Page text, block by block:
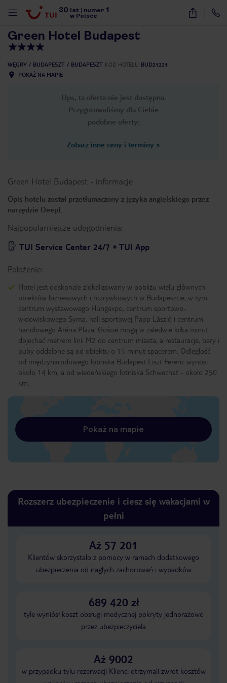
30 lat numer 1
w Polsce
23
Green Hotel Budapest
WĘGRY BUDAPESZT BUDAPESZT KOD HOTELU BUD21221
POKAŻ NA MAPIE
Ups, ta oferta nie jest dostępna.
Przygotowaliśmy dla Ciebie
podobne oferty:
Zobacz inne ceny i terminy »
Green Hotel Budapest - informacje
Opis hotelu został przetłumaczony z języka angielskiego przez
narzędzie DeepL
Najpopularniejsze udogodnienia:
TUI Service Center 24/7 + TUI App
Położenie:
Hotel jest doskonale zlokalizowany w pobliżu wielu głównych
obiektów biznesowych i rozrywkowych w Budapeszcie, w tym
centrum wystawowego Hungexpo, centrum sportowo-
widowiskowego Syma, hali sportowej Papp László i centrum
handlowego Aréna Plaza. Goście mogą w zaledwie kilka minut
dojechać metrem linii M2 do centrum miasta, a restauracje, bary i
puby oddalone są od obiektu o 15 minut spacerem. Odległość
od międzynarodowego lotniska Budapest Liszt Ferenc wynosi
około 14 km, a od wiedeńskiego lotniska Schwechat - około 250
km.
Pokaż na mapie
Rozszerz ubezpieczenie i ciesz się wakacjami w
pełni
Aż 57 201
Klientów skorzystało z pomocy w ramach dodatkowego
ubezpieczenia od nagłych zachorowań i wypadków
689 420 zł
tyle wyniósł koszt obsługi medycznej pokryty jednorazowo
przez ubezpieczyciela
Aż 9002
w przypadku tylu rezerwacji Klienci otrzymali zwrot kosztów